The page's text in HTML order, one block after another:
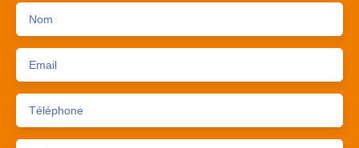
Nom
Email
Téléphone